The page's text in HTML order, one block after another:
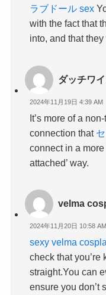
ラブドール sex
with the fact that
into, and that
ダッチワ
2024年11月19日 4:39 AM
It’s more of a
connection that
connect in a
attached’ way.
velma
2024年11月20日 10:58 AM
sexy velma
check that you’re
straight.You can
ensure you don’t